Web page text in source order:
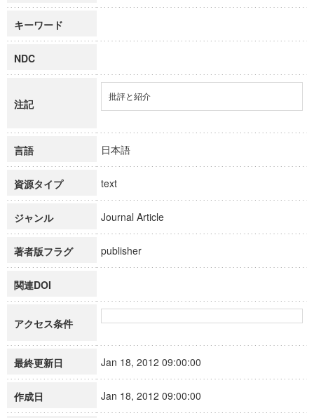
キーワード
NDC
注記
批評と紹介
言語 日本語
資源タイプ text
ジャンル Journal Article
著者版フラグ publisher
関連DOI
アクセス条件
最終更新日 Jan 18, 2012 09:00:00
作成日 Jan 18, 2012 09:00:00